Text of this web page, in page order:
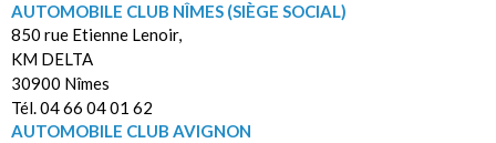
AUTOMOBILE CLUB NÎMES (SIÈGE SOCIAL)
850 rue Etienne Lenoir,
KM DELTA
30900 Nîmes
Tél. 04 66 04 01 62
AUTOMOBILE CLUB AVIGNON